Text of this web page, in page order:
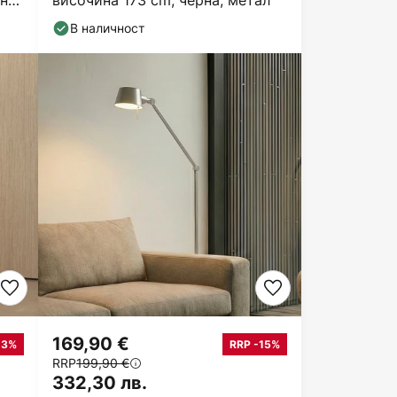
В наличност
169,90 € RRP -15%
RRP199,90 €
332,30 лв.